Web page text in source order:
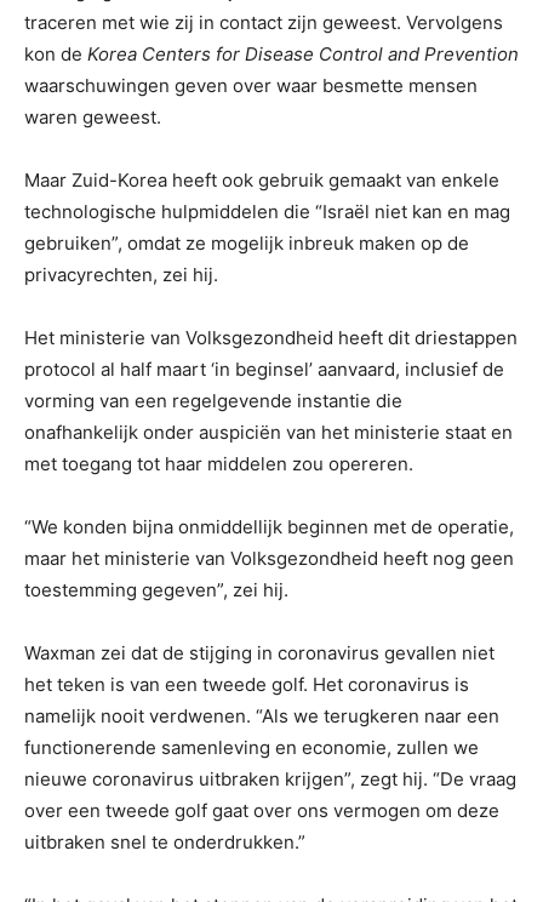
traceren met wie zij in contact zijn geweest. Vervolgens
kon de Korea Centers for Disease Control and Prevention
waarschuwingen geven over waar besmette mensen
waren geweest.
Maar Zuid-Korea heeft ook gebruik gemaakt van enkele
technologische hulpmiddelen die “Israël niet kan en mag
gebruiken”, omdat ze mogelijk inbreuk maken op de
privacyrechten, zei hij.
Het ministerie van Volksgezondheid heeft dit driestappen
protocol al half maart ‘in beginsel’ aanvaard, inclusief de
vorming van een regelgevende instantie die
onafhankelijk onder auspiciën van het ministerie staat en
met toegang tot haar middelen zou opereren.
“We konden bijna onmiddellijk beginnen met de operatie,
maar het ministerie van Volksgezondheid heeft nog geen
toestemming gegeven”, zei hij.
Waxman zei dat de stijging in coronavirus gevallen niet
het teken is van een tweede golf. Het coronavirus is
namelijk nooit verdwenen. “Als we terugkeren naar een
functionerende samenleving en economie, zullen we
nieuwe coronavirus uitbraken krijgen”, zegt hij. “De vraag
over een tweede golf gaat over ons vermogen om deze
uitbraken snel te onderdrukken.”